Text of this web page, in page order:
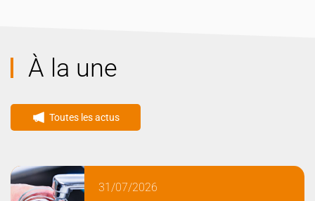
À la une
Toutes les actus
31/07/2026